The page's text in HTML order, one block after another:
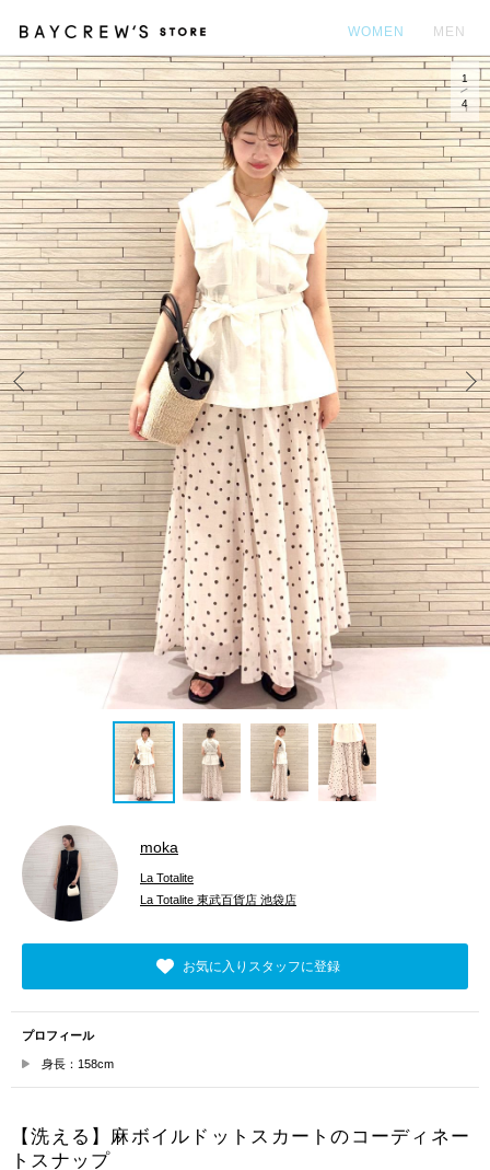
WOMEN MEN
Prev
1
4
moka
La Totalite
La Totalite 東武百貨店 池袋店
お気に入りスタッフに登録
プロフィール
身長：158cm
【洗える】麻ボイルドットスカートのコーディネー
トスナップ